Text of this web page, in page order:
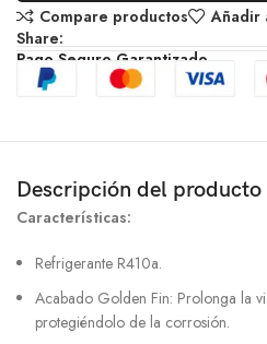
Compare productos
Añadir
Share:
Pago Seguro Garantizado
Descripción del producto
Características:
Refrigerante R410a.
Acabado Golden Fin: Prolonga la
protegiéndolo de la corrosión.